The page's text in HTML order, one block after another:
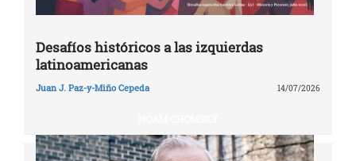
Desafíos históricos a las izquierdas
latinoamericanas
Juan J. Paz-y-Miño Cepeda 14/07/2026